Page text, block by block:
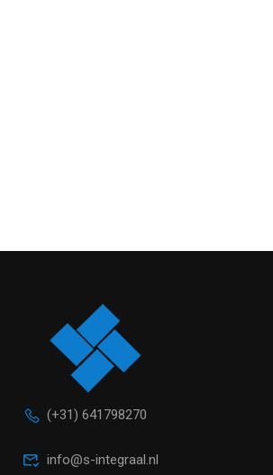
(+31) 641798270
info@s-integraal.nl